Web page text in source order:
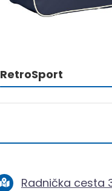
RetroSport
Radnička cesta